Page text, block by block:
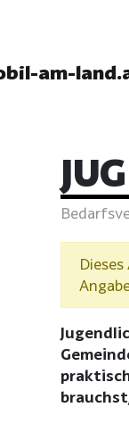
am-